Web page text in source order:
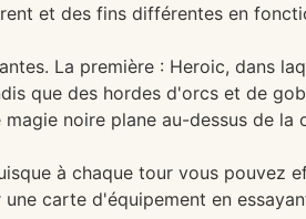
et des fins différentes en
La première : Heroic, dans
que des hordes d'orcs et de
noire plane au-dessus de
à chaque tour vous pouvez
carte d'équipement en